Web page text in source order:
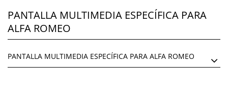
PANTALLA MULTIMEDIA ESPECÍFICA PARA
ALFA ROMEO
PANTALLA MULTIMEDIA ESPECÍFICA PARA ALFA ROMEO